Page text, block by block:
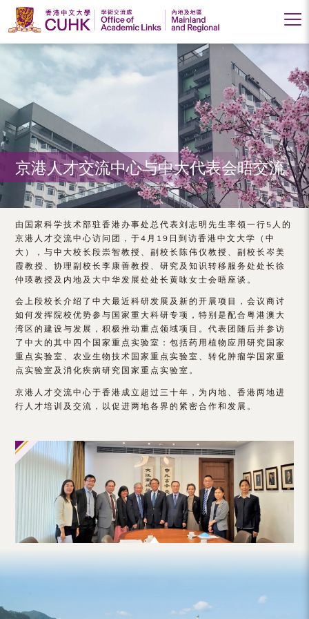
香
港
中
文
大
学
学
术
交
流
处
（内
地
及
地
京港人才交流中心与中大代表会晤交流
由国家科学技术部驻香港办事处总代表刘志明先生率领一行5人的
京港人才交流中心访问团，于4月19日到访香港中文大学（中
大），与中大校长段崇智教授、副校长陈伟仪教授、副校长岑美
霞教授、协理副校长李康善教授、研究及知识转移服务处处长徐
仲瑛教授及内地及大中华发展处处长黄咏女士会晤座谈。
会上段校长介绍了中大最近科研发展及新的开展项目，会议商讨
如何发挥院校优势参与国家重大科研专项，特别是配合粤港澳大
湾区的建设与发展，积极推动重点领域项目。代表团随后并参访
了中大的其中四个国家重点实验室：包括药用植物应用研究国家
重点实验室、农业生物技术国家重点实验室、转化肿瘤学国家重
点实验室及消化疾病研究国家重点实验室。
京港人才交流中心于香港成立超过三十年，为内地、香港两地进
行人才培训及交流，以促进两地各界的紧密合作和发展。